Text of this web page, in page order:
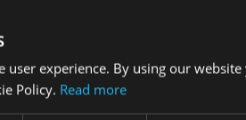
user experience. By using our
Policy. Read more